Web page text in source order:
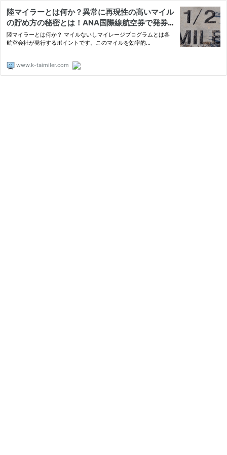
陸マイラーとは何か？異常に再現性の高いマイル
の貯め方の秘密とは！ANA国際線航空券で発券
されている日本国内線の積算率改悪を受けて
陸マイラーとは何か？ マイルないしマイレージプログラムとは各
航空会社が発行するポイントです。このマイルを効率的…
www.k-taimiler.com